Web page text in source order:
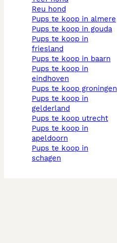
reu hond
pups te koop in almere
pups te koop in gouda
pups te koop in
friesland
pups te koop in baarn
pups te koop in
eindhoven
pups te koop groningen
pups te koop in
gelderland
pups te koop utrecht
pups te koop in
apeldoorn
pups te koop in
schagen